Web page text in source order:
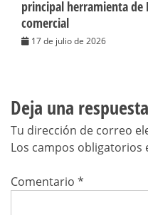
principal herramienta
comercial
17 de julio de 2026
Deja una respuesta
Tu dirección de correo
Los campos obligatorios
Comentario *